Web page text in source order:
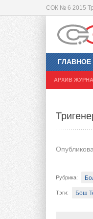
СОК № 6 2015
ГЛАВНОЕ
АРХИВ
Рубрика:
Тэги: Бош
Navien
Тэги: